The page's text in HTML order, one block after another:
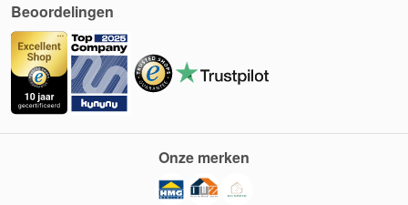
Beoordelingen
Onze merken